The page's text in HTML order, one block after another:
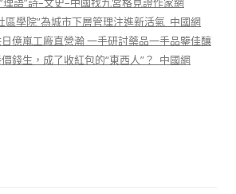
區學院”為城市下層管理注進新活氣_中國網
億嵐工廠直營瀚 一手研討藥品一手品鑒佳釀
錢生，成了收紅包的“東西人”？_中國網